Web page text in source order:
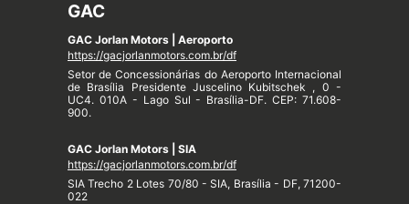
GAC
GAC Jorlan Motors | Aeroporto
https://gacjorlanmotors.com.br/df
Setor de Concessionárias do Aeroporto Internacional
de Brasília Presidente Juscelino Kubitschek , 0 -
UC4. 010A - Lago Sul - Brasília-DF. CEP: 71.608-
900.
GAC Jorlan Motors | SIA
https://gacjorlanmotors.com.br/df
SIA Trecho 2 Lotes 70/80 - SIA, Brasília - DF, 71200-
022